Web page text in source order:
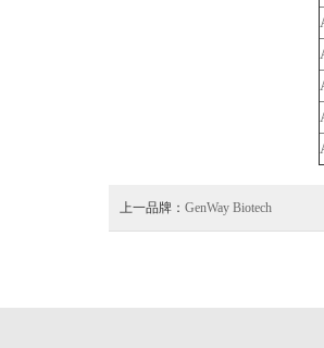
上一品牌： GenWay Biotech